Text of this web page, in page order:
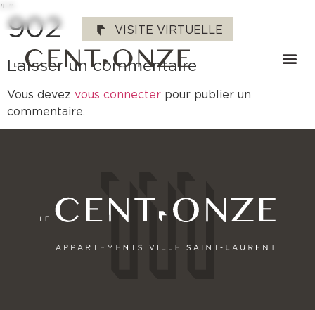
" "
VISITE VIRTUELLE
902
Laisser un commentaire
Vous devez vous connecter pour publier un
commentaire.